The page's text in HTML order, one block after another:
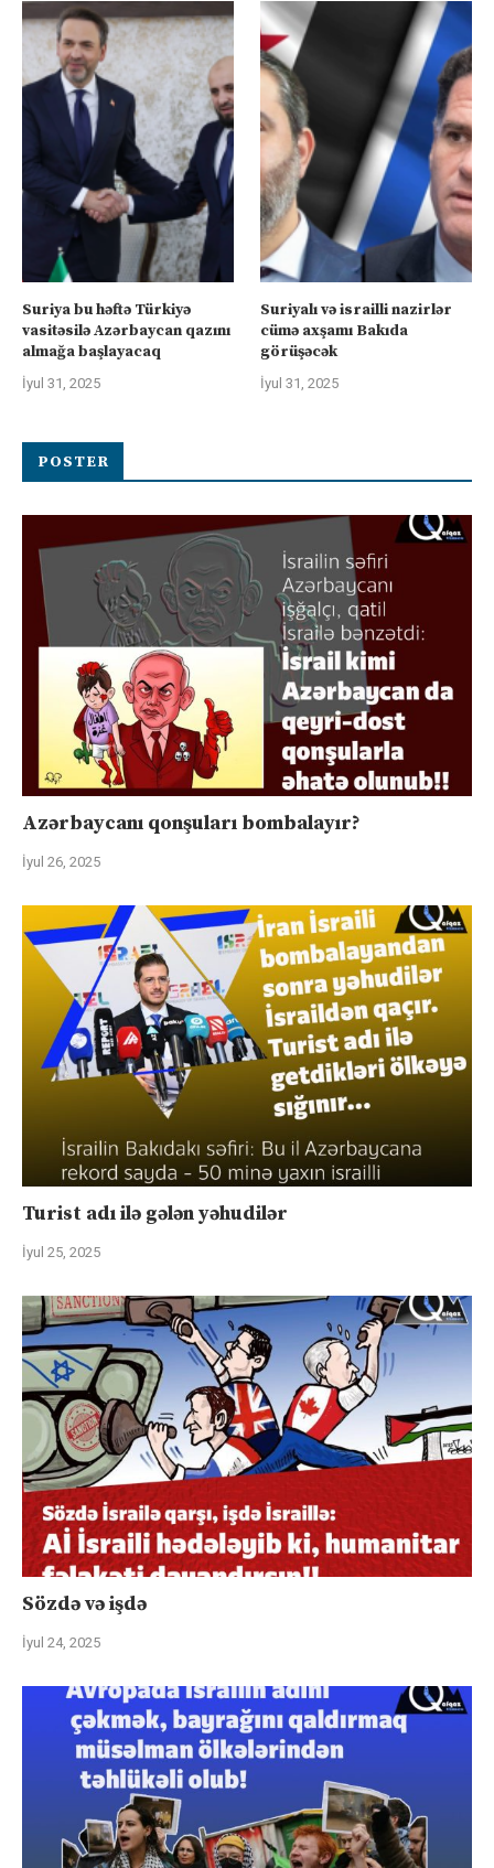
Suriya bu həftə Türkiyə
vasitəsilə Azərbaycan qazını
almağa başlayacaq
İyul 31, 2025
Suriyalı və israilli nazirlər
cümə axşamı Bakıda
görüşəcək
İyul 31, 2025
POSTER
Azərbaycanı qonşuları bombalayır?
İyul 26, 2025
Turist adı ilə gələn yəhudilər
İyul 25, 2025
Sözdə və işdə
İyul 24, 2025